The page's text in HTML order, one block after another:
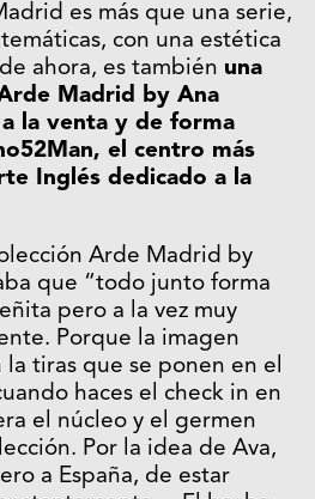
es más que una serie,
con una estética
ahora, es también una
Madrid by Ana
la venta y de forma
el centro más
Inglés dedicado a la
Arde Madrid by
que “todo junto forma
pero a la vez muy
Porque la imagen
la tiras que se ponen en el
haces el check in en
el núcleo y el germen
Por la idea de Ava,
a España, de estar